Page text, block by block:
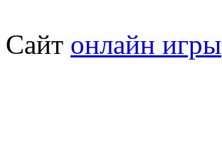
Сайт онлайн игры